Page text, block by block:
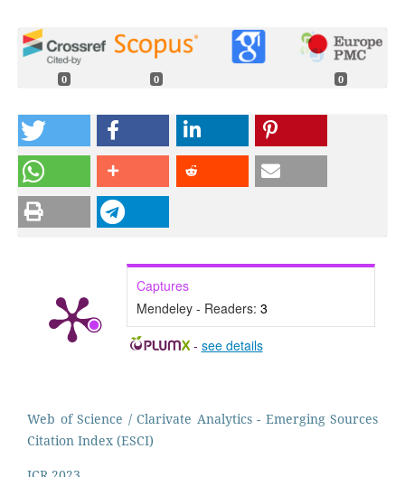
0 0 0
Captures
Mendeley - Readers: 3
- see details
Web of Science / Clarivate Analytics - Emerging Sources
Citation Index (ESCI)